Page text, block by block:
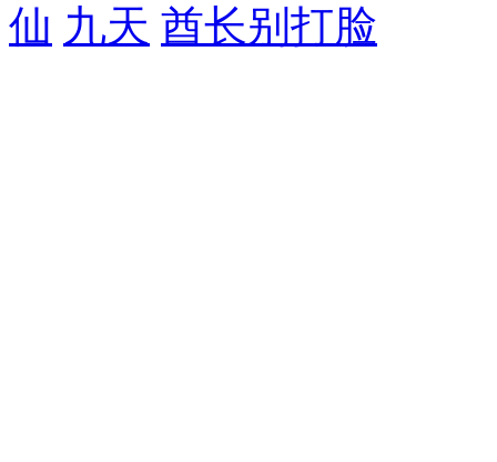
仙 九天 酋长别打脸